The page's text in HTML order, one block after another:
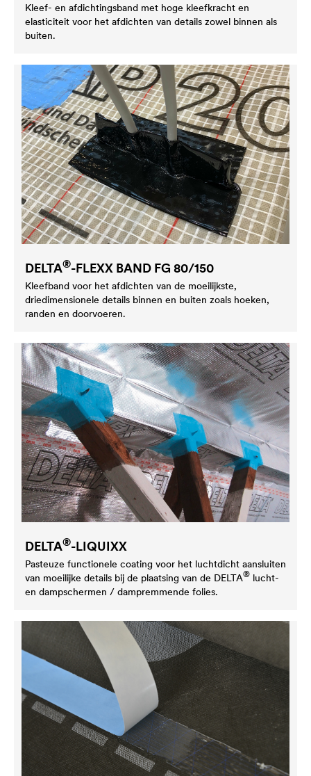
Kleef- en afdichtingsband met hoge kleefkracht en
elasticiteit voor het afdichten van details zowel binnen als
buiten.
DELTA®-FLEXX BAND FG 80/150
Kleefband voor het afdichten van de moeilijkste,
driedimensionele details binnen en buiten zoals hoeken,
randen en doorvoeren.
DELTA®-LIQUIXX
Pasteuze functionele coating voor het luchtdicht aansluiten
van moeilijke details bij de plaatsing van de DELTA® lucht-
en dampschermen / dampremmende folies.